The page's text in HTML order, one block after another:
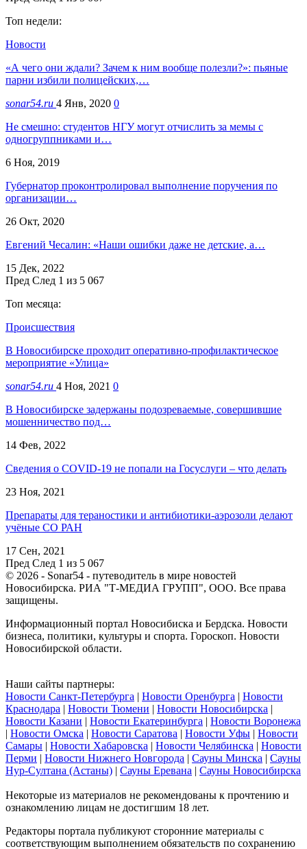
Топ недели:
Новости
«А чего они ждали? Зачем к ним вообще полезли?»: пьяные
парни избили полицейских,…
sonar54.ru 4 Янв, 2020 0
Не смешно: студентов НГУ могут отчислить за мемы с
одногруппниками и…
6 Ноя, 2019
Губернатор проконтролировал выполнение поручения по
организации…
26 Окт, 2020
Евгений Чесалин: «Наши ошибки даже не детские, а…
15 Дек, 2022
Пред След 1 из 5 067
Топ месяца:
Происшествия
В Новосибирске проходит оперативно-профилактическое
мероприятие «Улица»
sonar54.ru 4 Ноя, 2021 0
В Новосибирске задержаны подозреваемые, совершившие
мошенничество под…
14 Фев, 2022
Сведения о COVID-19 не попали на Госуслуги – что делать
23 Ноя, 2021
Препараты для тераностики и антибиотики-аэрозоли делают
учёные СО РАН
17 Сен, 2021
Пред След 1 из 5 067
© 2026 - Sonar54 - путеводитель в мире новостей
Новосибирска. РИА "Т-МЕДИА ГРУПП", ООО. Все права
защищены.
Информационный портал Новосибиска и Бердска. Новости
бизнеса, политики, культуры и спорта. Гороскоп. Новости
Новосибирской области.
Наши сайты партнеры:
Новости Санкт-Петербурга | Новости Оренбурга | Новости
Краснодара | Новости Тюмени | Новости Новосибирска |
Новости Казани | Новости Екатеринбурга | Новости Воронежа
| Новости Омска | Новости Саратова | Новости Уфы | Новости
Самары | Новости Хабаровска | Новости Челябинска | Новости
Перми | Новости Нижнего Новгорода | Сауны Минска | Сауны
Нур-Султана (Астаны) | Сауны Еревана | Сауны Новосибирска
Некоторые из материалов не рекомендованы к прочтению и
ознакомлению лицам не достигшим 18 лет.
Редакторы портала публикуют сторонние материалы с
соответствующим выполнением обязательств по сохранению